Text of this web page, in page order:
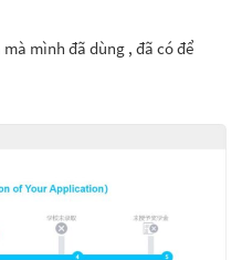
mình đã dùng , đã có để